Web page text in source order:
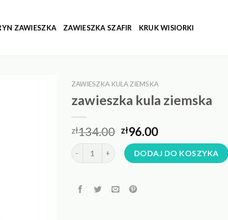
ZAWIESZKA ZAWIESZKA SZAFIR KRUK WISIORKI
ZAWIESZKA KULA ZIEMSKA
zawieszka kula ziemska
zł134.00 zł96.00
ilość zawieszka kula ziemskaDODAJ DO KOSZYKA